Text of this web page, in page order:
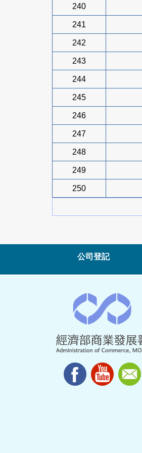
240
241
242
243
244
245
246
247
248
249
250
公司登記